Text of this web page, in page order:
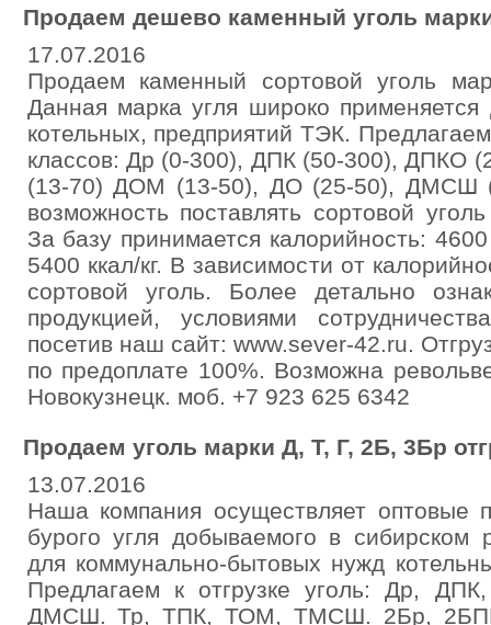
Продаем дешево каменный уголь
17.07.2016
Продаем каменный сортовой уголь
Данная марка угля широко применяется
котельных, предприятий ТЭК.
классов: Др (0-300), ДПК (50-300), ДПКО
(13-70) ДОМ (13-50), ДО (25-50), ДМСШ
возможность поставлять сортовой
За базу принимается калорийность: 4600
5400 ккал/кг. В зависимости от
сортовой уголь. Более детально
продукцией, условиями
посетив наш сайт: www.sever-42.ru.
по предоплате 100%. Возможна
Новокузнецк. моб. +7 923 625 6342
Продаем уголь марки Д, Т, Г, 2Б, 3Бр
13.07.2016
Наша компания осуществляет оптовые
бурого угля добываемого в сибирском
для коммунально-бытовых нужд
Предлагаем к отгрузке уголь: Др,
ДМСШ. Тр, ТПК, ТОМ, ТМСШ. 2Бр,